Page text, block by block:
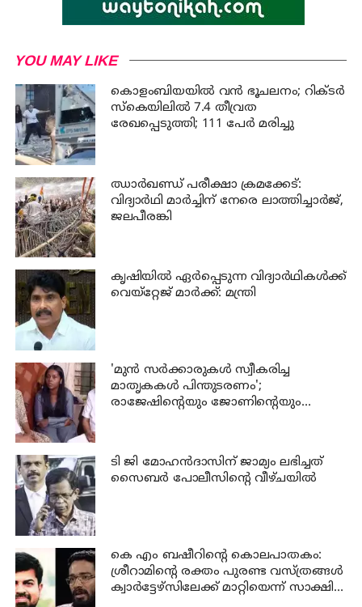
YOU MAY LIKE
കൊളംബിയയിൽ വൻ ഭൂചലനം; റിക്ടർ
സ്കെയിലിൽ 7.4 തീവ്രത
രേഖപ്പെടുത്തി; 111 പേര്‍ മരിച്ചു
ഝാര്‍ഖണ്ഡ് പരീക്ഷാ ക്രമക്കേട്:
വിദ്യാര്‍ഥി മാര്‍ച്ചിന് നേരെ ലാത്തിച്ചാര്‍ജ്,
ജലപീരങ്കി
കൃഷിയില്‍ ഏര്‍പ്പെടുന്ന വിദ്യാര്‍ഥികള്‍ക്ക്
വെയ്റ്റേജ് മാര്‍ക്ക്: മന്ത്രി
'മുന്‍ സര്‍ക്കാരുകള്‍ സ്വീകരിച്ച
മാതൃകകള്‍ പിന്തുടരണം';
രാജേഷിന്റെയും ജോണിന്റെയും
ടി ജി മോഹന്‍ദാസിന് ജാമ്യം ലഭിച്ചത്
സൈബര്‍ പോലീസിന്റെ വീഴ്ചയില്‍
കെ എം ബഷീറിന്റെ കൊലപാതകം:
ശ്രീറാമിന്റെ രക്തം പുരണ്ട വസ്ത്രങ്ങള്‍
ക്വാര്‍ട്ടേഴ്‌സിലേക്ക് മാറ്റിയെന്ന് സാക്ഷി